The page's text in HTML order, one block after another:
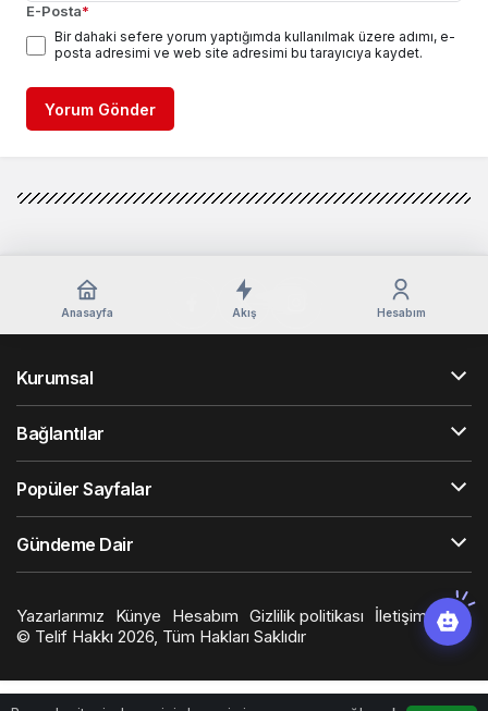
E-Posta*
Bir dahaki sefere yorum yaptığımda kullanılmak üzere adımı, e-
posta adresimi ve web site adresimi bu tarayıcıya kaydet.
Yorum Gönder
Anasayfa Akış Hesabım
Kurumsal
Bağlantılar
Popüler Sayfalar
Gündeme Dair
Yazarlarımız Künye Hesabım Gizlilik politikası
İletişim
© Telif Hakkı 2026, Tüm Hakları Saklıdır